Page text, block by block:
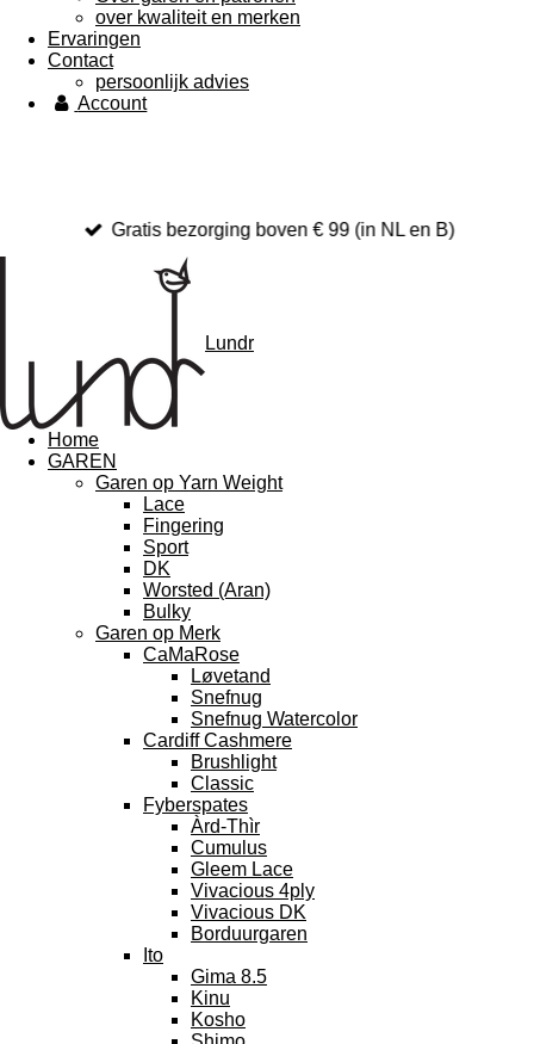
over kwaliteit en merken
Ervaringen
Contact
persoonlijk advies
Account
Gratis bezorging boven € 99 (in NL en B)
Lundr
Home
GAREN
Garen op Yarn Weight
Lace
Fingering
Sport
DK
Worsted (Aran)
Bulky
Garen op Merk
CaMaRose
Løvetand
Snefnug
Snefnug Watercolor
Cardiff Cashmere
Brushlight
Classic
Fyberspates
Àrd-Thìr
Cumulus
Gleem Lace
Vivacious 4ply
Vivacious DK
Borduurgaren
Ito
Gima 8.5
Kinu
Kosho